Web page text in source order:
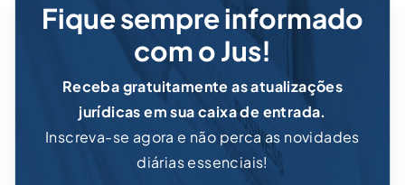
Fique sempre informado
com o Jus!
Receba gratuitamente as atualizações
jurídicas em sua caixa de entrada.
Inscreva-se agora e não perca as novidades
diárias essenciais!